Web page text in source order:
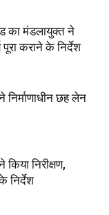
का मंडलायुक्त ने
पूरा कराने के निर्देश
निर्माणाधीन छह लेन
किया निरीक्षण,
निर्देश